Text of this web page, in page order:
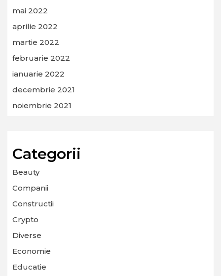
mai 2022
aprilie 2022
martie 2022
februarie 2022
ianuarie 2022
decembrie 2021
noiembrie 2021
Categorii
Beauty
Companii
Constructii
Crypto
Diverse
Economie
Educatie